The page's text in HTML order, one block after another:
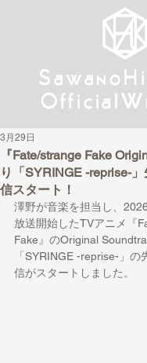
Sa w
Official W
Sa w
Official W
『Fate/strange Fake
り「SYRINGE -reprise-
信スタート！
3月29日
澤野が音楽を担当し、
放送開始したTVアニメ『
Fake』のOriginal
「SYRINGE -reprise-」の
信がスタートしました。